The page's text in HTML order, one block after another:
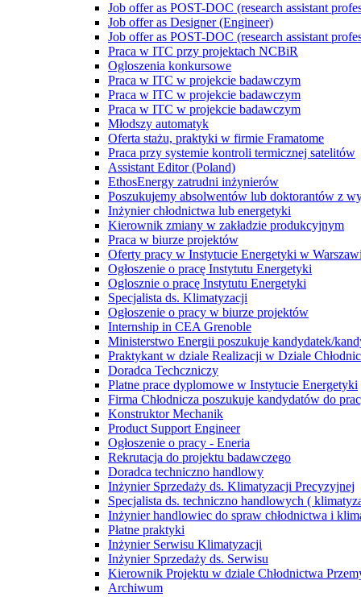
Job offer as POST-DOC (research assistant
Job offer as Designer (Engineer)
Job offer as POST-DOC (research assistant
Praca w ITC przy projektach NCBiR
Ogloszenia konkursowe
Praca w ITC w projekcie badawczym
Praca w ITC w projekcie badawczym
Praca w ITC w projekcie badawczym
Młodszy automatyk
Oferta stażu, praktyki w firmie Framatome
Praca przy systemie kontroli termicznej satelitów
Assistant Editor (Poland)
EthosEnergy zatrudni inżynierów
Poszukujemy absolwentów lub doktorantów z
Inżynier chłodnictwa lub energetyki
Kierownik zmiany w zakładzie produkcyjnym
Praca w biurze projektów
Oferty pracy w Instytucie Energetyki w
Ogłoszenie o pracę Instytutu Energetyki
Oglosznie o pracę Instytutu Energetyki
Specjalista ds. Klimatyzacji
Ogłoszenie o pracy w biurze projektów
Internship in CEA Grenoble
Ministerstwo Energii poszukuje kandydatek/
Praktykant w dziale Realizacji w Dziale
Doradca Techczniczy
Platne prace dyplomowe w Instytucie Energetyki
Firma Chłodnicza poszukuje kandydatów do
Konstruktor Mechanik
Product Support Engineer
Ogłoszenie o pracy - Eneria
Rekrutacja do projektu badawczego
Doradca techniczno handlowy
Inżynier Sprzedaży ds. Klimatyzacji Precyzyjnej
Specjalista ds. techniczno handlowych (
Inżynier handlowiec do spraw chłodnictwa i
Płatne praktyki
Inżynier Serwisu Klimatyzacji
Inżynier Sprzedaży ds. Serwisu
Kierownik Projektu w dziale Chłodnictwa
Archiwum